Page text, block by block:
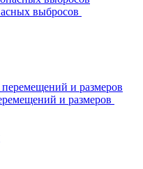
выбросов
и размеров